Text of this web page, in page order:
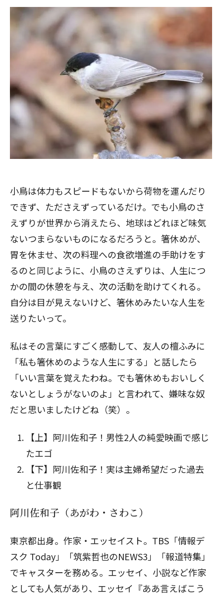
小鳥は体力もスピードもないから荷物を運んだり
できず、たださえずっているだけ。でも小鳥のさ
えずりが世界から消えたら、地球はどれほど味気
ないつまらないものになるだろうと。箸休めが、
胃を休ませ、次の料理への食欲増進の手助けをす
るのと同じように、小鳥のさえずりは、人生につ
かの間の休憩を与え、次の活動を助けてくれる。
自分は目が見えないけど、箸休めみたいな人生を
送りたいって。
私はその言葉にすごく感動して、友人の檀ふみに
「私も箸休めのような人生にする」と話したら
「いい言葉を覚えたわね。でも箸休めもおいしく
ないとしょうがないのよ」と言われて、嫌味な奴
だと思いましたけどね（笑）。
【上】阿川佐和子！男性2人の純愛映画で感じ
たエゴ
【下】阿川佐和子！実は主婦希望だった過去
と仕事観
阿川佐和子（あがわ・さわこ）
東京都出身。作家・エッセイスト。TBS「情報デ
スク Today」「筑紫哲也のNEWS3」「報道特集」
でキャスターを務める。エッセイ、小説など作家
としても人気があり、エッセイ『ああ言えばこう